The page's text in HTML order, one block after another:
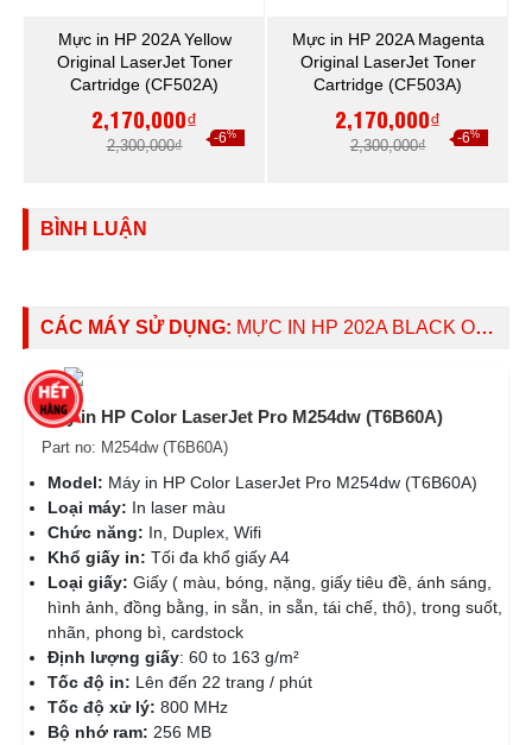
Mực in HP 202A Yellow
Original LaserJet Toner
Cartridge (CF502A)
2,170,000₫
2,300,000₫ -6%
Mực in HP 202A Magenta
Original LaserJet Toner
Cartridge (CF503A)
2,170,000₫
2,300,000₫ -6%
BÌNH LUẬN
CÁC MÁY SỬ DỤNG: MỰC IN HP 202A BLACK ORIGINAL LASERJET TONER CARTRIDGE (CF500A)
Máy in HP Color LaserJet Pro M254dw (T6B60A)
Part no: M254dw (T6B60A)
Model: Máy in HP Color LaserJet Pro M254dw (T6B60A)
Loại máy: In laser màu
Chức năng: In, Duplex, Wifi
Khổ giấy in: Tối đa khổ giấy A4
Loại giấy: Giấy ( màu, bóng, nặng, giấy tiêu đề, ánh sáng,
hình ảnh, đồng bằng, in sẵn, in sẵn, tái chế, thô), trong suốt,
nhãn, phong bì, cardstock
Định lượng giấy: 60 to 163 g/m²
Tốc độ in: Lên đến 22 trang / phút
Tốc độ xử lý: 800 MHz
Bộ nhớ ram: 256 MB